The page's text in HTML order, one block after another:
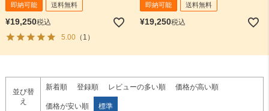
即納可能 送料無料
¥19,250税込
5.00（1）
即納可能 送料無料
¥19,250税込
並び替
え
新着順 登録順 レビューの多い順 価格が高い順
価格が安い順 標準